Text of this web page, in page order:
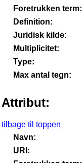
Foretrukken term:
Definition:
Juridisk kilde:
Multiplicitet:
Type:
Max antal tegn:
Attribut:
tilbage til toppen
Navn:
URI: